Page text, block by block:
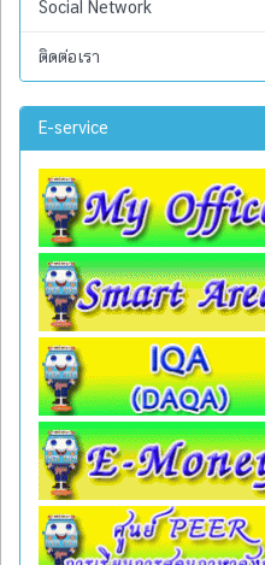
Social Network
ติดต่อเรา
E-service